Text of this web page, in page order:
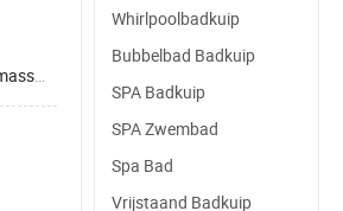
Whirlpoolbadkuip
Bubbelbad Badkuip
SPA Badkuip
SPA Zwembad
Spa Bad
Vrijstaand Badkuip